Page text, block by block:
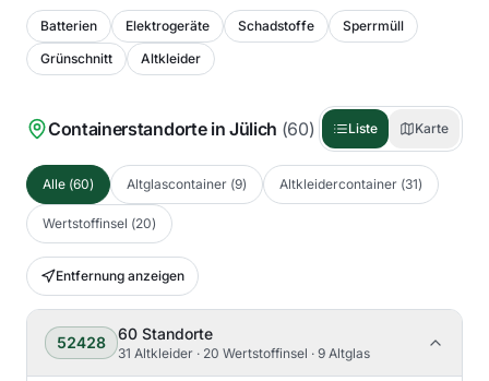
Batterien Elektrogeräte Schadstoffe
Sperrmüll
Grünschnitt
Altkleider
Containerstandorte in Jülich (60) Liste Karte
Alle (60) Altglascontainer (9) Altkleidercontainer (31)
Wertstoffinsel (20)
Entfernung anzeigen
52428 60 Standorte
31 Altkleider · 20 Wertstoffinsel · 9 Altglas